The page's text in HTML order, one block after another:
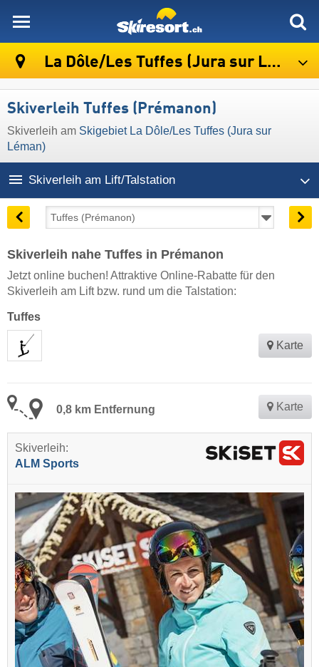
La Dôle/​Les Tuffes (Jura sur Léman)
Skiverleih Tuffes (Prémanon)
Skiverleih am Skigebiet La Dôle/​Les Tuffes (Jura sur
Léman)
Skiverleih am Lift/Talstation
Skiverleih nahe Tuffes in Prémanon
Jetzt online buchen! Attraktive Online-Rabatte für den
Skiverleih am Lift bzw. rund um die Talstation:
Tuffes
Karte
0,8 km Entfernung Karte
Skiverleih:
ALM Sports